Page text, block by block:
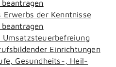
Erwerbs der Kenntnisse
Umsatzsteuerbefreiung
Einrichtungen
Gesundheits-, Heil-